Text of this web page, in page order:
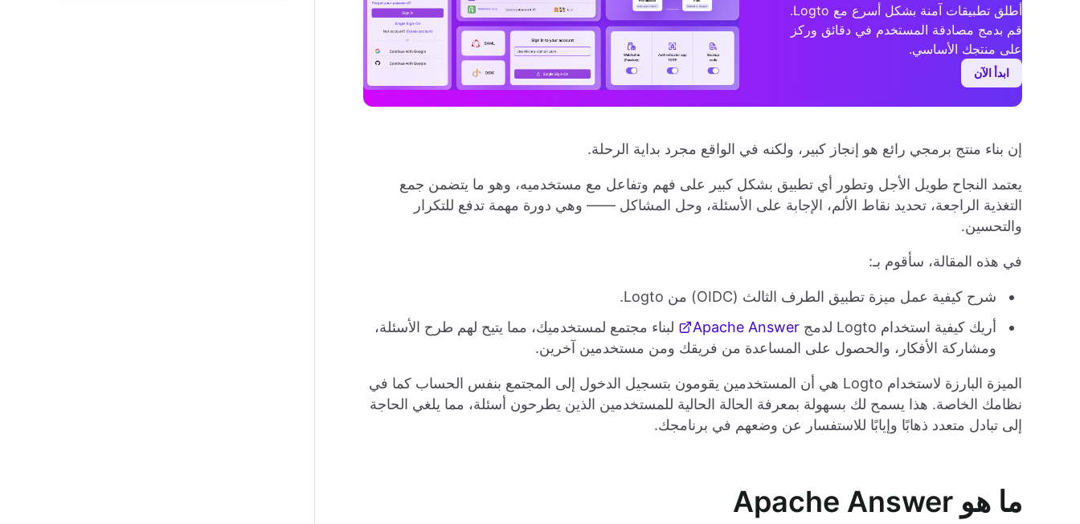
أطلق تطبيقات آمنة بشكل أسرع مع Logto.
قم بدمج مصادقة المستخدم في دقائق وركز
على منتجك الأساسي.
ابدأ الآن
إن بناء منتج برمجي رائع هو إنجاز كبير، ولكنه في الواقع مجرد بداية الرحلة.
يعتمد النجاح طويل الأجل وتطور أي تطبيق بشكل كبير على فهم وتفاعل مع مستخدميه، وهو ما يتضمن جمع
التغذية الراجعة، تحديد نقاط الألم، الإجابة على الأسئلة، وحل المشاكل —— وهي دورة مهمة تدفع للتكرار
والتحسين.
في هذه المقالة، سأقوم بـ:
شرح كيفية عمل ميزة تطبيق الطرف الثالث (OIDC) من Logto.
أريك كيفية استخدام Logto لدمج
Apache Answer
لبناء مجتمع لمستخدميك، مما يتيح لهم طرح الأسئلة،
ومشاركة الأفكار، والحصول على المساعدة من فريقك ومن مستخدمين آخرين.
الميزة البارزة لاستخدام Logto هي أن المستخدمين يقومون بتسجيل الدخول إلى المجتمع بنفس الحساب كما في
نظامك الخاصة. هذا يسمح لك بسهولة بمعرفة الحالة الحالية للمستخدمين الذين يطرحون أسئلة، مما يلغي الحاجة
إلى تبادل متعدد ذهابًا وإيابًا للاستفسار عن وضعهم في برنامجك.
ما هو Apache Answer